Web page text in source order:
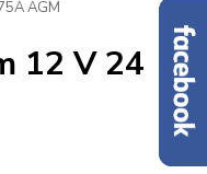
AGM
12 V 24